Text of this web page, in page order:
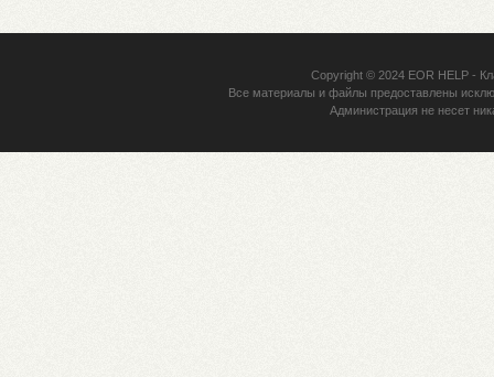
Copyright © 2024 EOR HELP-
Все материалы и файлы предоставлены
Администрация не несет